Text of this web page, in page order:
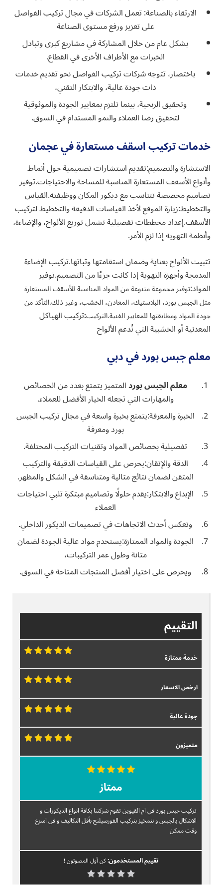
الارتقاء بالصناعة: تعمل الشركات في مجال تركيب الفواصل
على تعزيز ورفع مستوى الصناعة
بشكل عام من خلال المشاركة في مشاريع كبرى وتبادل
الخبرات مع الأطراف الأخرى في القطاع.
باختصار، تتوجه شركات تركيب الفواصل نحو تقديم خدمات
ذات جودة عالية، والابتكار التقني،
وتحقيق الربحية، بينما تلتزم بمعايير الجودة والموثوقية
لتحقيق رضا العملاء والنمو المستدام في السوق.
خدمات تركيب اسقف مستعارة في عجمان
الاستشارة والتصميم:تقديم استشارات تصميمية حول أنماط
وأنواع الأسقف المستعارة المناسبة للمساحة والاحتياجات.توفير
تصاميم مخصصة تتناسب مع ديكور المكان ووظيفته.القياس
والتخطيط:زيارة الموقع لأخذ القياسات الدقيقة والتخطيط لتركيب
الأسقف.إعداد مخططات تفصيلية تشمل توزيع الألواح، والإضاءة،
وأنظمة التهوية إذا لزم الأمر.
تثبيت الألواح بعناية وضمان استقامتها وثباتها.تركيب الإضاءة
المدمجة وأجهزة التهوية إذا كانت جزءًا من التصميم.توفير
المواد:توفير مجموعة متنوعة من المواد المناسبة للأسقف المستعارة
مثل الجبس بورد، البلاستيك، المعادن، الخشب، وغير ذلك.التأكد من
جودة المواد ومطابقتها للمعايير الفنية.التركيب:تركيب الهياكل
المعدنية أو الخشبية التي تُدعم الألواح
معلم جبس بورد في دبي
معلم الجبس بوردالمتميز يتمتع بعدد من الخصائص
والمهارات التي تجعله الخيار الأفضل للعملاء.
الخبرة والمعرفة:يتمتع بخبرة واسعة في مجال تركيب الجبس
بورد ومعرفة
تفصيلية بخصائص المواد وتقنيات التركيب المختلفة.
الدقة والإتقان:يحرص على القياسات الدقيقة والتركيب
المتقن لضمان نتائج مثالية ومتناسقة في الشكل والمظهر.
الإبداع والابتكار:يقدم حلولًا وتصاميم مبتكرة تلبي احتياجات
العملاء
وتعكس أحدث الاتجاهات في تصميمات الديكور الداخلي.
الجودة والمواد الممتازة:يستخدم مواد عالية الجودة لضمان
متانة وطول عمر التركيبات،
ويحرص على اختيار أفضل المنتجات المتاحة في السوق.
التقييم
خدمة ممتازة
ارخص الاسعار
جودة عالية
متميزون
ممتاز
تركيب جبس بورد في ام القيوين تقوم شركتنا بكافة انواع الديكورات و
الاشكال بالجبس و نتمخيز بتركيب الفورسيلنج بأقل التكاليف و فى اسرع
وقت ممكن
تقييم المستخدمون:كن أول المصوتون !